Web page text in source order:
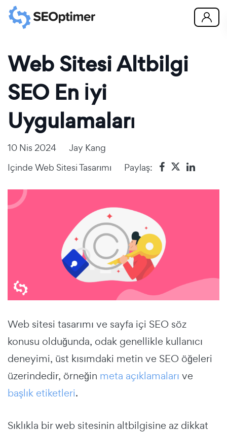
Web Sitesi Altbilgi
SEO En İyi
Uygulamaları
10 Nis 2024
Jay Kang
Içinde Web Sitesi Tasarımı Paylaş:
Web sitesi tasarımı ve sayfa içi SEO söz
konusu olduğunda, odak genellikle kullanıcı
deneyimi, üst kısımdaki metin ve SEO öğeleri
üzerindedir, örneğin meta açıklamaları ve
başlık etiketleri.
Sıklıkla bir web sitesinin altbilgisine az dikkat